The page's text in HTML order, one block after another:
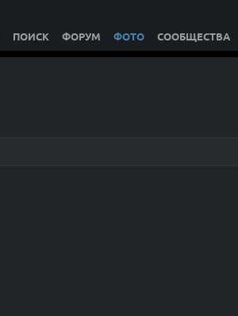
ПОИСК ФОРУМ ФОТО СООБЩЕСТВА